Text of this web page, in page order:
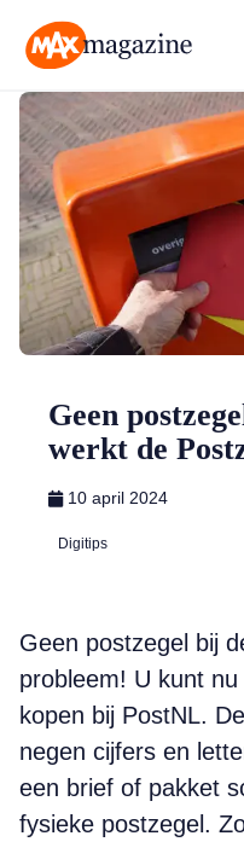
Geen
werkt de
10 april 2024
Digitips
Geen postzegel bij
probleem! U kunt
kopen bij PostNL.
negen cijfers en
een brief of pakket
fysieke postzegel.